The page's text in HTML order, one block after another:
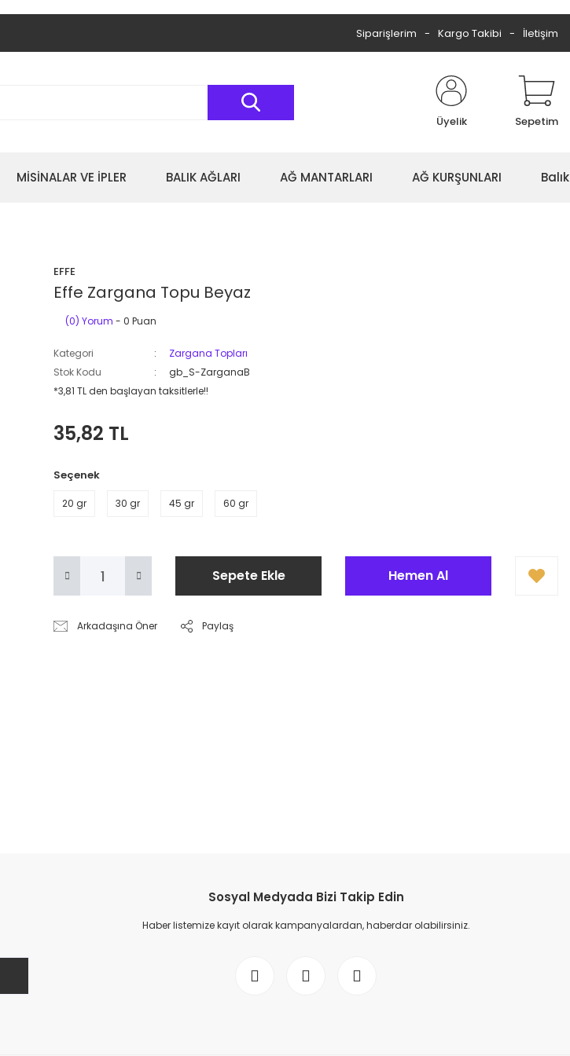
Siparişlerim Kargo Takibi İletişim
Üyelik Sepetim
MİSİNALAR VE İPLER BALIK AĞLARI AĞ MANTARLARI AĞ KURŞUNLARI
EFFE
Effe Zargana Topu Beyaz
(0) Yorum - 0 Puan
Kategori
Zargana Topları
Stok Kodu
gb_S-ZarganaB
*3,81 TL den başlayan taksitlerle!!
35,82 TL
Seçenek
20 gr 30 gr 45 gr 60 gr
Sepete Ekle Hemen Al
Arkadaşına Öner Paylaş
Sosyal Medyada Bizi Takip Edin
Haber listemize kayıt olarak kampanyalardan, haberdar olabilirsiniz.